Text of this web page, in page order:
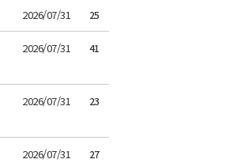
2026/07/31 25
2026/07/31 41
2026/07/31 23
2026/07/31 27